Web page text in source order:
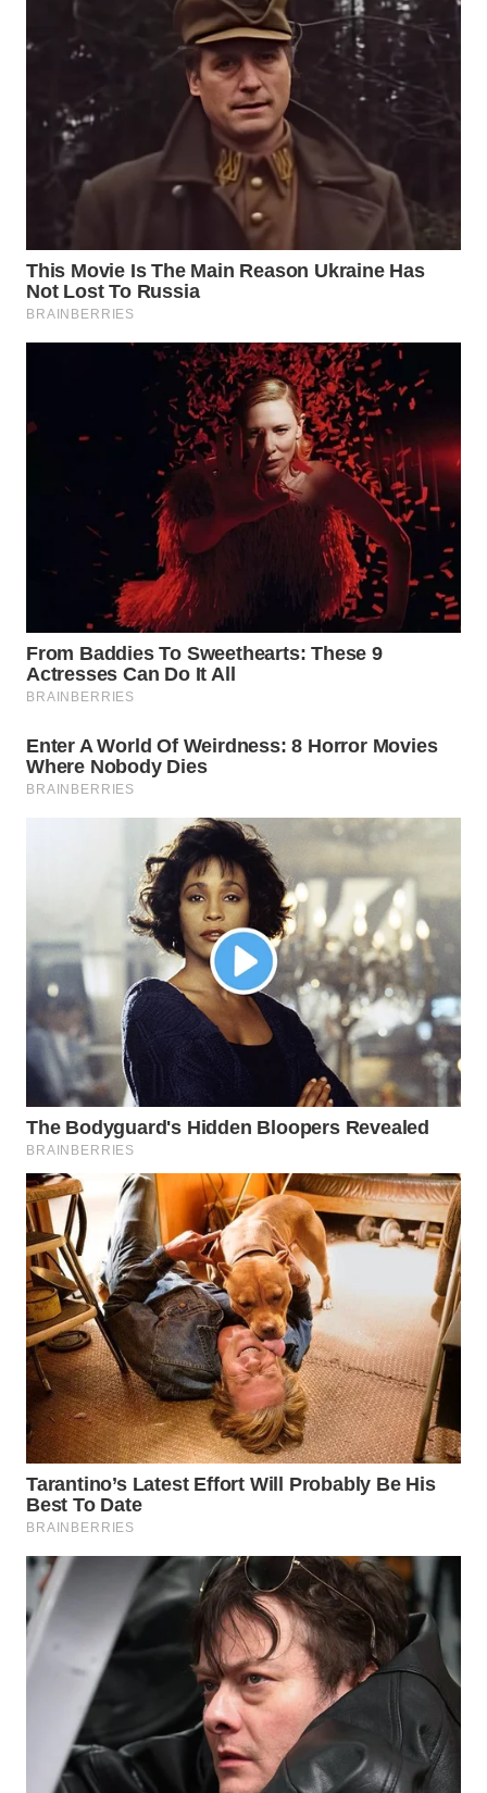
SELATAN
LESUNG
WN
KARO
WN
SIMALUNGUN
TAPANULI
SERDANG
TEBING
TINGGI
WN
WN
WN
BOGOR
DEPOK
WN
TAPANULI
UTARA
WN
SAMOSIR
WN
PADANG
LAWAS
WN
SUMEDANG
WN
CIANJUR
KEPULAUAN
TANGERANG
WN
BINJAI